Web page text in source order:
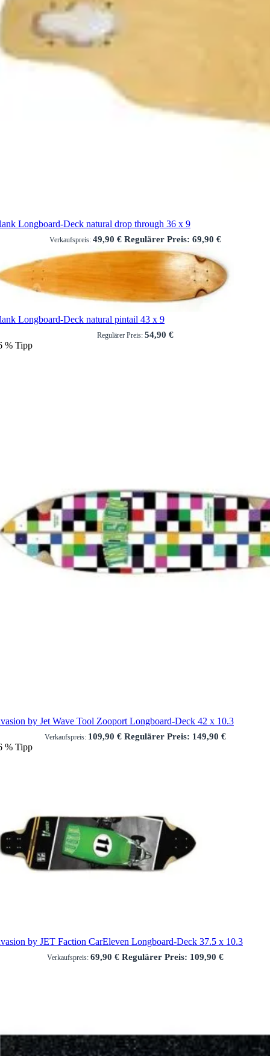
Longboard-Deck natural drop through 36 x 9
Verkaufspreis: 49,90 € Regulärer Preis: 69,90 €
Longboard-Deck natural pintail 43 x 9
Regulärer Preis: 54,90 €
% Tipp
by Jet Wave Tool Zooport Longboard-Deck 42 x 10.3
Verkaufspreis: 109,90 € Regulärer Preis: 149,90 €
% Tipp
by JET Faction CarEleven Longboard-Deck 37.5 x 10.3
Verkaufspreis: 69,90 € Regulärer Preis: 109,90 €